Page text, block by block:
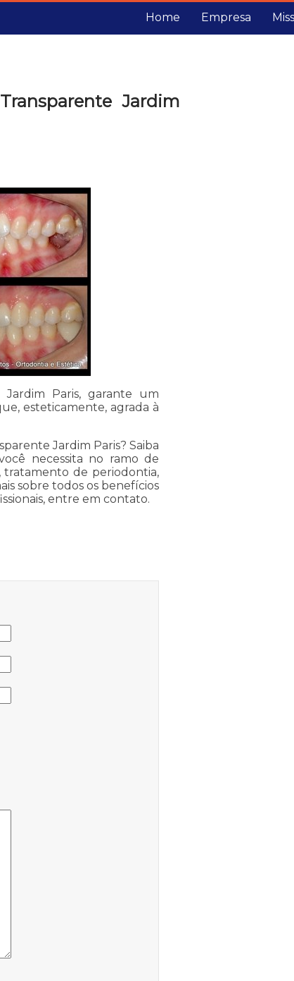
Home Empresa
Jardim
Paris, garante um
esteticamente, agrada à
Jardim Paris? Saiba
necessita no ramo de
tratamento de periodontia,
sobre todos os benefícios
entre em contato.